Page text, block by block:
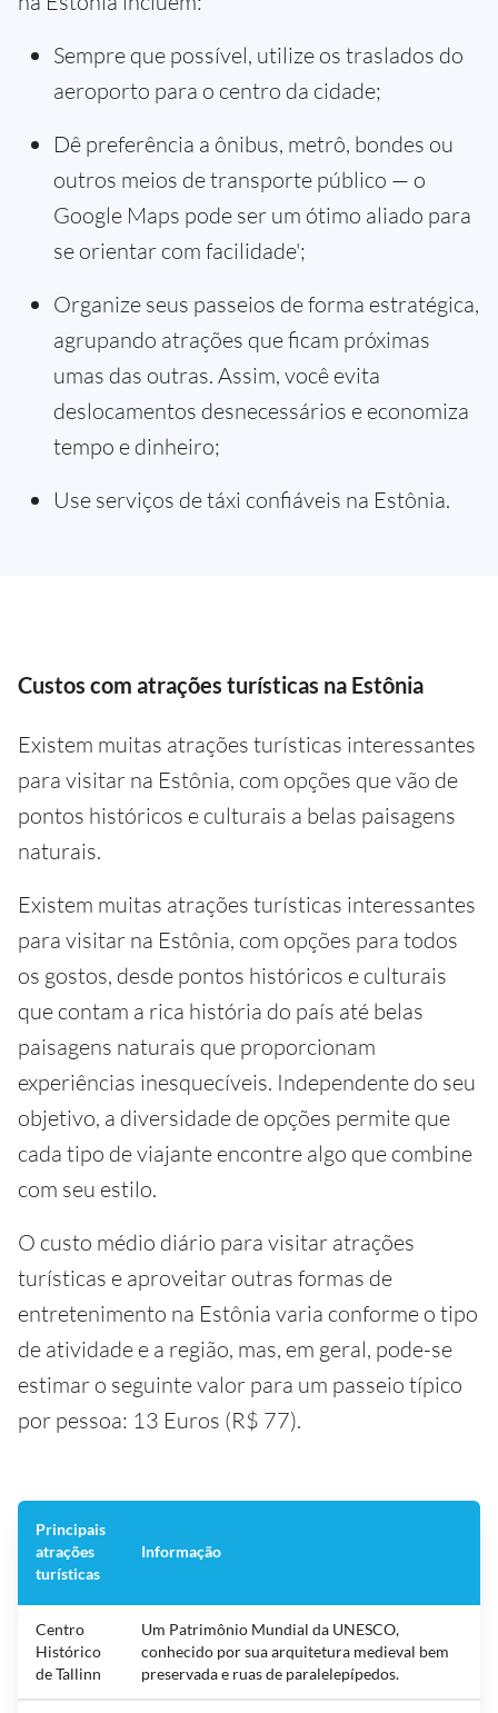
Sempre que possível, utilize os traslados do
aeroporto para o centro da cidade;
Dê preferência a ônibus, metrô, bondes ou
outros meios de transporte público — o
Google Maps pode ser um ótimo aliado para
se orientar com facilidade';
Organize seus passeios de forma estratégica,
agrupando atrações que ficam próximas
umas das outras. Assim, você evita
deslocamentos desnecessários e economiza
tempo e dinheiro;
Use serviços de táxi confiáveis na Estônia.
Custos com atrações turísticas na Estônia
Existem muitas atrações turísticas interessantes
para visitar na Estônia, com opções que vão de
pontos históricos e culturais a belas paisagens
naturais.
Existem muitas atrações turísticas interessantes
para visitar na Estônia, com opções para todos
os gostos, desde pontos históricos e culturais
que contam a rica história do país até belas
paisagens naturais que proporcionam
experiências inesquecíveis. Independente do seu
objetivo, a diversidade de opções permite que
cada tipo de viajante encontre algo que combine
com seu estilo.
O custo médio diário para visitar atrações
turísticas e aproveitar outras formas de
entretenimento na Estônia varia conforme o tipo
de atividade e a região, mas, em geral, pode-se
estimar o seguinte valor para um passeio típico
por pessoa: 13 Euros (R$ 77).
Principais
atrações
turísticas
Informação
Centro
Histórico
de Tallinn
Um Patrimônio Mundial da UNESCO,
conhecido por sua arquitetura medieval bem
preservada e ruas de paralelepípedos.